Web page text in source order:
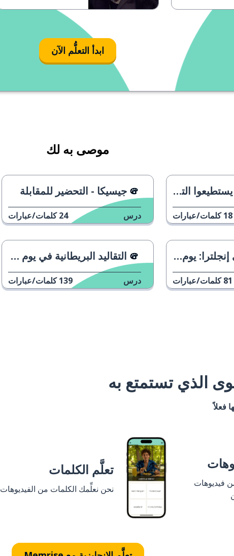
ابدأ التعلُّم الآن
موصى به لك
التحدث بلغة أخري
18 كلمات/عبارات
جيسيكا - التحضير للمقابلة
درس 24 كلمات/عبارات
يوم رأس السنة
81 كلمات/عبارات
التقاليد البريطانية في يوم رأس السنة
درس 139 كلمات/عبارات
الذي تستمتع به
فعلاً
ألف من فيديوهات
تعلَّم الكلمات
نحن نعلِّمك الكلمات من الفيديوهات